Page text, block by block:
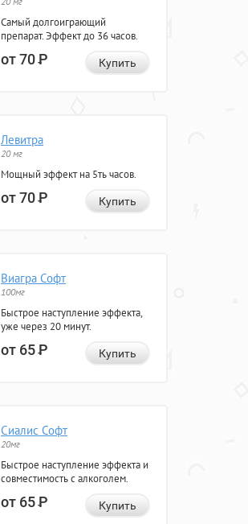
Самый долгоиграющий
препарат. Эффект до 36 часов.
от 70Р Купить
Левитра
20 мг
Мощный эффект на 5ть часов.
от 70Р Купить
Виагра Софт
100мг
Быстрое наступление эффекта,
уже через 20 минут.
от 65Р Купить
Сиалис Софт
20мг
Быстрое наступление эффекта и
совместимость с алкоголем.
от 65Р Купить